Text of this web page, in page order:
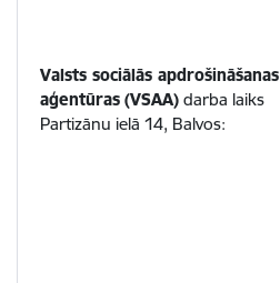
Valsts sociālās apdrošināšanas
aģentūras (VSAA) darba laiks
Partizānu ielā 14, Balvos: